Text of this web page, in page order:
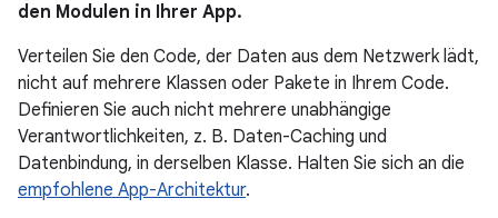
den Modulen in Ihrer App.
Verteilen Sie den Code, der Daten aus dem Netzwerk lädt,
nicht auf mehrere Klassen oder Pakete in Ihrem Code.
Definieren Sie auch nicht mehrere unabhängige
Verantwortlichkeiten, z. B. Daten-Caching und
Datenbindung, in derselben Klasse. Halten Sie sich an die
empfohlene App-Architektur.